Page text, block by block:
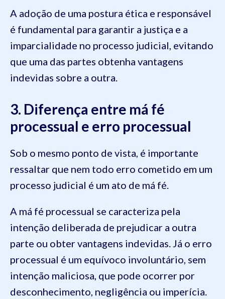
A adoção de uma postura ética e responsável
é fundamental para garantir a justiça e a
imparcialidade no processo judicial, evitando
que uma das partes obtenha vantagens
indevidas sobre a outra.
3. Diferença entre má fé
processual e erro processual
Sob o mesmo ponto de vista, é importante
ressaltar que nem todo erro cometido em um
processo judicial é um ato de má fé.
A má fé processual se caracteriza pela
intenção deliberada de prejudicar a outra
parte ou obter vantagens indevidas. Já o erro
processual é um equívoco involuntário, sem
intenção maliciosa, que pode ocorrer por
desconhecimento, negligência ou imperícia.